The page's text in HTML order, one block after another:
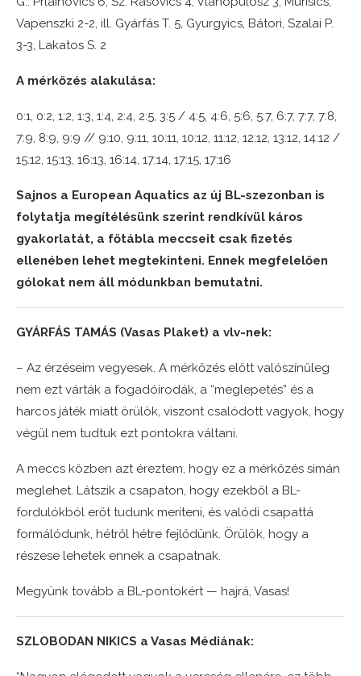
Vapenszki 2-2, ill. Gyárfás T. 5, Gyurgyics, Bátori, Szalai P.
3-3, Lakatos S. 2
A mérkőzés alakulása:
0:1, 0:2, 1:2, 1:3, 1:4, 2:4, 2:5, 3:5 / 4:5, 4:6, 5:6, 5:7, 6:7, 7:7, 7:8,
7:9, 8:9, 9:9 // 9:10, 9:11, 10:11, 10:12, 11:12, 12:12, 13:12, 14:12 /
15:12, 15:13, 16:13, 16:14, 17:14, 17:15, 17:16
Sajnos a European Aquatics az új BL-szezonban is
folytatja megítélésünk szerint rendkívül káros
gyakorlatát, a főtábla meccseit csak fizetés
ellenében lehet megtekinteni. Ennek megfelelően
gólokat nem áll módunkban bemutatni.
GYÁRFÁS TAMÁS (Vasas Plaket) a vlv-nek:
– Az érzéseim vegyesek. A mérkőzés előtt valószínűleg
nem ezt várták a fogadóirodák, a “meglepetés” és a
harcos játék miatt örülök, viszont csalódott vagyok, hogy
végül nem tudtuk ezt pontokra váltani.
A meccs közben azt éreztem, hogy ez a mérkőzés simán
meglehet. Látszik a csapaton, hogy ezekből a BL-
fordulókból erőt tudunk meríteni, és valódi csapattá
formálódunk, hétről hétre fejlődünk. Örülök, hogy a
részese lehetek ennek a csapatnak.
Megyünk tovább a BL-pontokért — hajrá, Vasas!
SZLOBODAN NIKICS a Vasas Médiának: